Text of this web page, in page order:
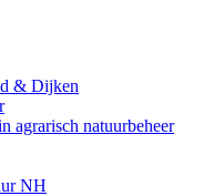
& Dijken
agrarisch natuurbeheer
NH